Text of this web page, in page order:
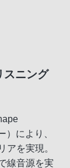
ニング
）により、
アを実現。
線音源を実